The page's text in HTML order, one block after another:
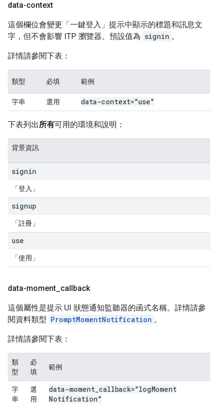
data-context
這個欄位會變更「一鍵登入」提示中顯示的標題和訊息文
字，但不會影響 ITP 瀏覽器。預設值為 signin 。
詳情請參閱下表：
類型 必填 範例
字串 選用 data-context="use"
下表列出所有可用的環境和說明：
背景資訊
signin
「登入」
signup
「註冊」
use
「使用」
data-moment callback
這個屬性是提示 UI 狀態通知監聽器的函式名稱。詳情請參
閱資料類型 PromptMomentNotification 。
詳情請參閱下表：
類
型
必
填
範例
字
串
選
用
data-moment callback="logMoment
Notification"